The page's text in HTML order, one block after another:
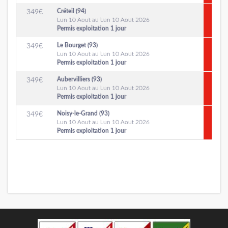
349€
Créteil (94)
Lun 10 Aout au Lun 10 Aout 2026
Permis exploitation 1 jour
349€
Le Bourget (93)
Lun 10 Aout au Lun 10 Aout 2026
Permis exploitation 1 jour
349€
Aubervilliers (93)
Lun 10 Aout au Lun 10 Aout 2026
Permis exploitation 1 jour
349€
Noisy-le-Grand (93)
Lun 10 Aout au Lun 10 Aout 2026
Permis exploitation 1 jour